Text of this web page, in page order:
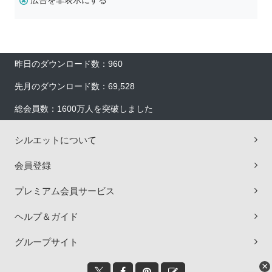
昨日のダウンロード数：960
先月のダウンロード数：69,528
総会員数：1600万人を突破しました
シルエットについて
会員登録
プレミアム会員サービス
ヘルプ＆ガイド
グループサイト
×